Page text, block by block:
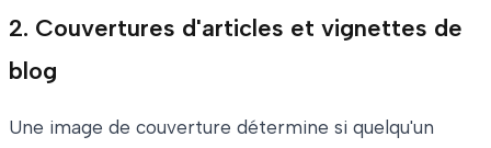
2. Couvertures d'articles et vignettes de
blog
Une image de couverture détermine si quelqu'un